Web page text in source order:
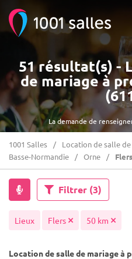
La demande de
51 résultat(s) -
de mariage à
1001 Salles Location de salle
Basse-Normandie
Orne Flers
Filtrer (3)
Lieux Flers 50 km
Location de salle de mariage à